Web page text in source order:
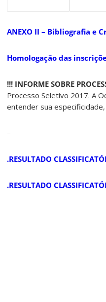
ANEXO II – Bibliografia e
Homologação das
!!! INFORME SOBRE
Processo Seletivo 2017. A
entender sua
–
.RESULTADO
.RESULTADO